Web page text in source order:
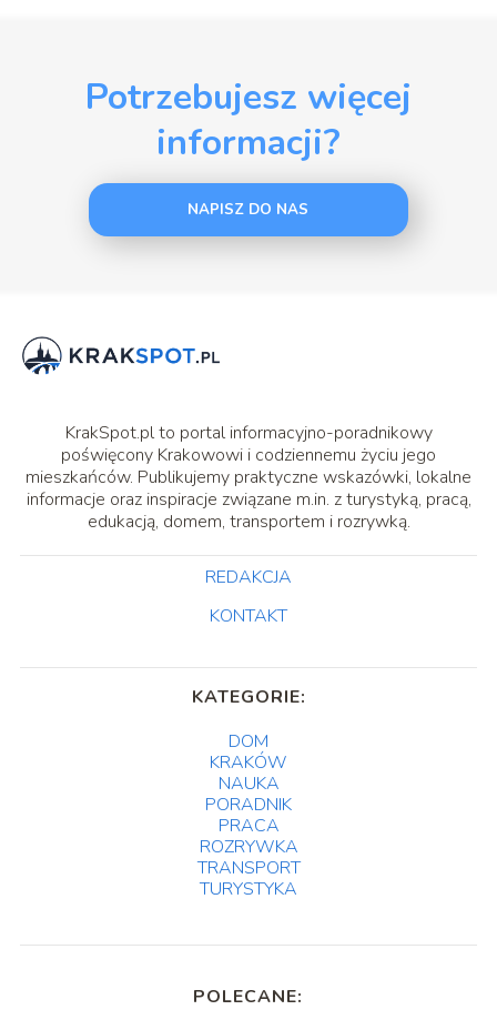
Potrzebujesz więcej
informacji?
NAPISZ DO NAS
KrakSpot.pl to portal informacyjno-poradnikowy
poświęcony Krakowowi i codziennemu życiu jego
mieszkańców. Publikujemy praktyczne wskazówki, lokalne
informacje oraz inspiracje związane m.in. z turystyką, pracą,
edukacją, domem, transportem i rozrywką.
REDAKCJA
KONTAKT
KATEGORIE:
DOM
KRAKÓW
NAUKA
PORADNIK
PRACA
ROZRYWKA
TRANSPORT
TURYSTYKA
POLECANE: